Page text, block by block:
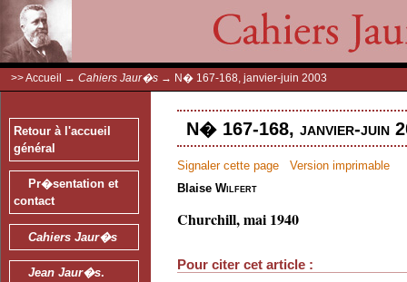
>>Accueil → Cahiers Jaur�s → N� 167-168, janvier-juin 2003
Retour à l'accueil
général
Pr�sentation et
contact
Cahiers Jaur�s
Jean Jaur�s.
N� 167-168, janvier-juin
Signaler cette page
Version imprimable
Blaise Wilfert
Churchill, mai 1940
Pour citer cet article :